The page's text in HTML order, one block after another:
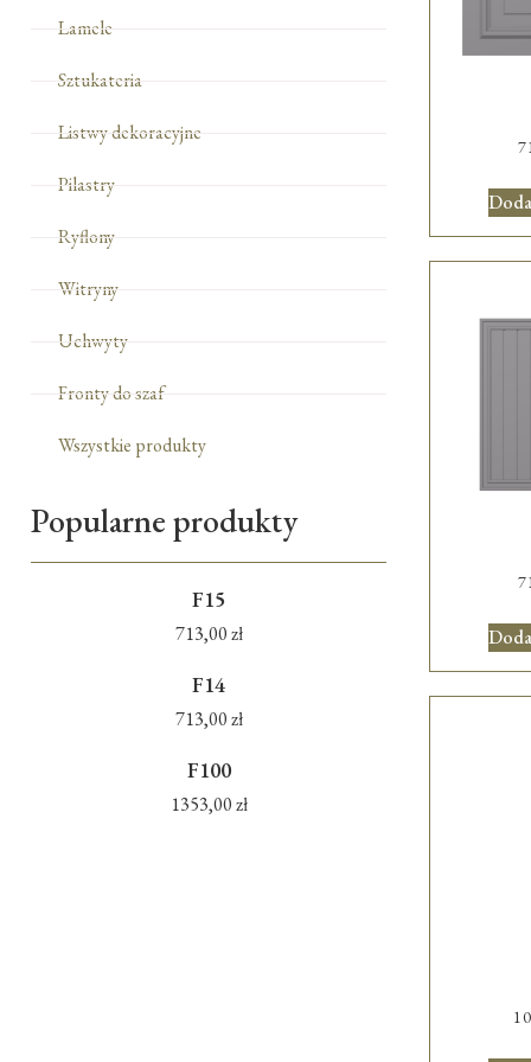
Lamele
Sztukateria
Listwy dekoracyjne
Pilastry
Ryflony
Witryny
Uchwyty
Fronty do szaf
Wszystkie produkty
Popularne produkty
F15
713,00zł
F14
713,00zł
F100
1353,00zł